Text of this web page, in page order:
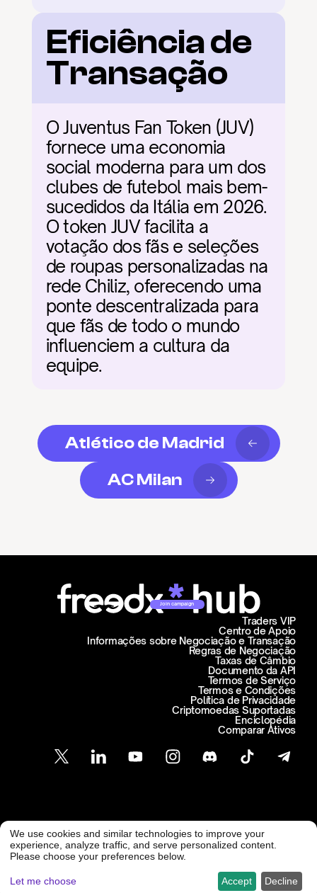
Eficiência de
Transação
O Juventus Fan Token (JUV)
fornece uma economia
social moderna para um dos
clubes de futebol mais bem-
sucedidos da Itália em 2026.
O token JUV facilita a
votação dos fãs e seleções
de roupas personalizadas na
rede Chiliz, oferecendo uma
ponte descentralizada para
que fãs de todo o mundo
influenciem a cultura da
equipe.
Atlético de Madrid
AC Milan
Join campaign
Centro de Apoio
Informações sobre Negociação e Transação
Traders VIP
Regras de Negociação
Taxas de Câmbio
Documento da API
Termos de Serviço
Termos e Condições
Política de Privacidade
Criptomoedas Suportadas
Enciclopédia
Comparar Ativos
Atendimento ao Cliente
support@freedx.com @ Freedx 2026
We use cookies and similar technologies to improve your
experience, analyze traffic, and serve personalized content.
Please choose your preferences below.
Let me choose Decline
Accept